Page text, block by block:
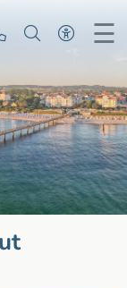
Rufen Sie uns
Nach
Zur☰